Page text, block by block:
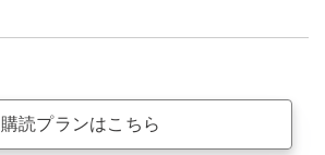
購読プランはこちら